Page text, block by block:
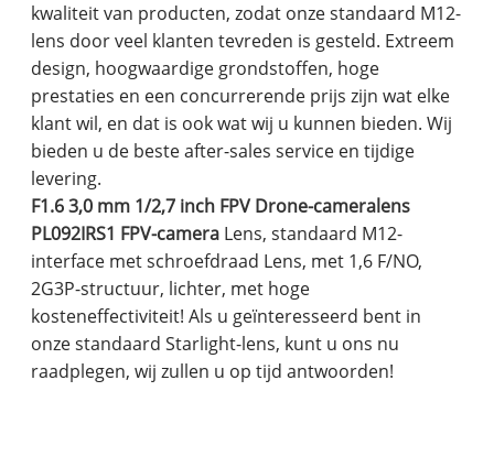
kwaliteit van producten, zodat onze standaard M12-
lens door veel klanten tevreden is gesteld. Extreem
design, hoogwaardige grondstoffen, hoge
prestaties en een concurrerende prijs zijn wat elke
klant wil, en dat is ook wat wij u kunnen bieden. Wij
bieden u de beste after-sales service en tijdige
levering.
F1.6 3,0 mm 1/2,7 inch FPV Drone-cameralens
PL092IRS1 FPV-camera Lens, standaard M12-
interface met schroefdraad Lens, met 1,6 F/NO,
2G3P-structuur, lichter, met hoge
kosteneffectiviteit! Als u geïnteresseerd bent in
onze standaard Starlight-lens, kunt u ons nu
raadplegen, wij zullen u op tijd antwoorden!